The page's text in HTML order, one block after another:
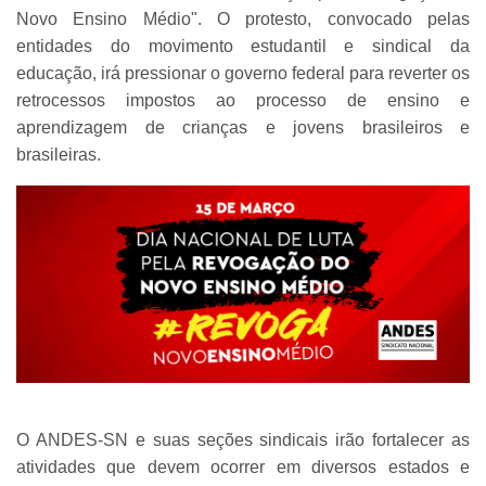
Novo Ensino Médio". O protesto, convocado pelas
entidades do movimento estudantil e sindical da
educação, irá pressionar o governo federal para reverter os
retrocessos impostos ao processo de ensino e
aprendizagem de crianças e jovens brasileiros e
brasileiras.
O ANDES-SN e suas seções sindicais irão fortalecer as
atividades que devem ocorrer em diversos estados e